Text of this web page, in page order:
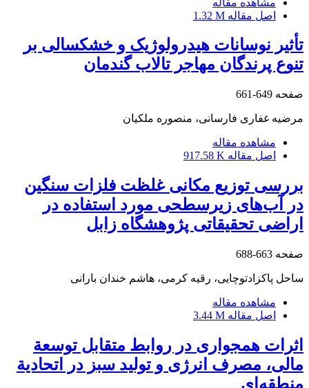
اصل مقاله 1.32 M
تأثیر نوسانات هیدرولوژیک و خشکسالی بر
تنوع پرندگان مهاجر تالاب گندمان
صفحه 649-661
مرضیه غفاری فارسانی، منصوره ملکیان
مشاهده مقاله
اصل مقاله 917.58 K
بررسی توزیع مکانی غلظت فلزات سنگین
در آب‌های زیرسطحی مورد استفاده در
اراضی تحقیقاتی پژوهشگاه زابل
صفحه 663-688
ساحل پاکزادتوچایی، رقیه کرمی، هاشم خندان بارانی
مشاهده مقاله
اصل مقاله 3.44 M
اثرات همجواری در روابط متقابل توسعة
مالی، مصرف انرژی و تولید سبز در اتحادیة
منطقه‌ای